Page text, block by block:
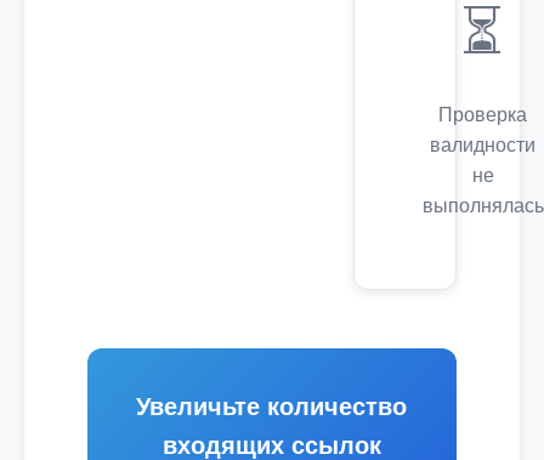
⏳
Проверка
валидности
не
выполнялась
Увеличьте количество
входящих ссылок